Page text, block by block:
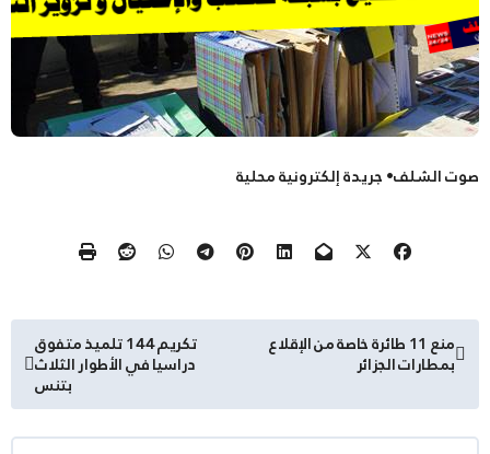
صوت الشلف• جريدة إلكترونية محلية
تصفّح
المقالات
منع 11 طائرة خاصة من الإقلاع
بمطارات الجزائر
تكريم 144 تلميذ متفوق
دراسيا في الأطوار الثلاث
بتنس